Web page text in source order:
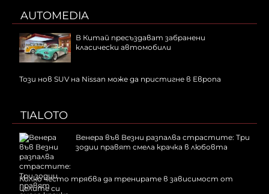
AUTOMEDIA
В Китай пресъздават забранени
класически автомобили
Този нов SUV на Nissan може да пристигне в Европа
TIALOTO
Венера във Везни разпалва страстите: Три
зодии правят смела крачка в любовта
Колко често трябва да тренирате в зависимост от
целите си